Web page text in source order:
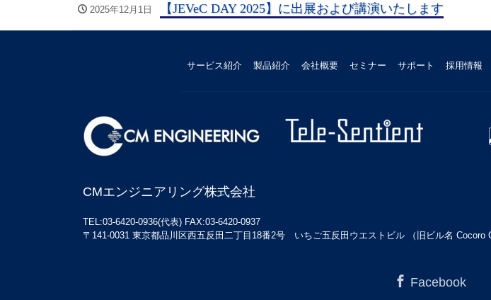
2025年12月1日 【JEVeC DAY 2025】に出展および講演いたします
サービス紹介 製品紹介 会社概要 セミナー サポート 採用情報
CMエンジニアリング株式会社
TEL:03-6420-0936(代表) FAX:03-6420-0937
〒141-0031 東京都品川区西五反田二丁目18番2号 いちご五反田ウエストビル （旧ビル名 Cocoro
Facebook